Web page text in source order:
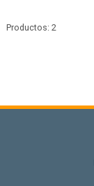
Productos: 2